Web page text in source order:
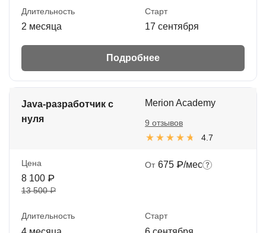
Длительность
2 месяца
Старт
17 сентября
Подробнее
Java-разработчик с
нуля
Merion Academy
4.7
9 отзывов
Цена
8 100 ₽
13 500 ₽
От 675 ₽/мес
Длительность Старт